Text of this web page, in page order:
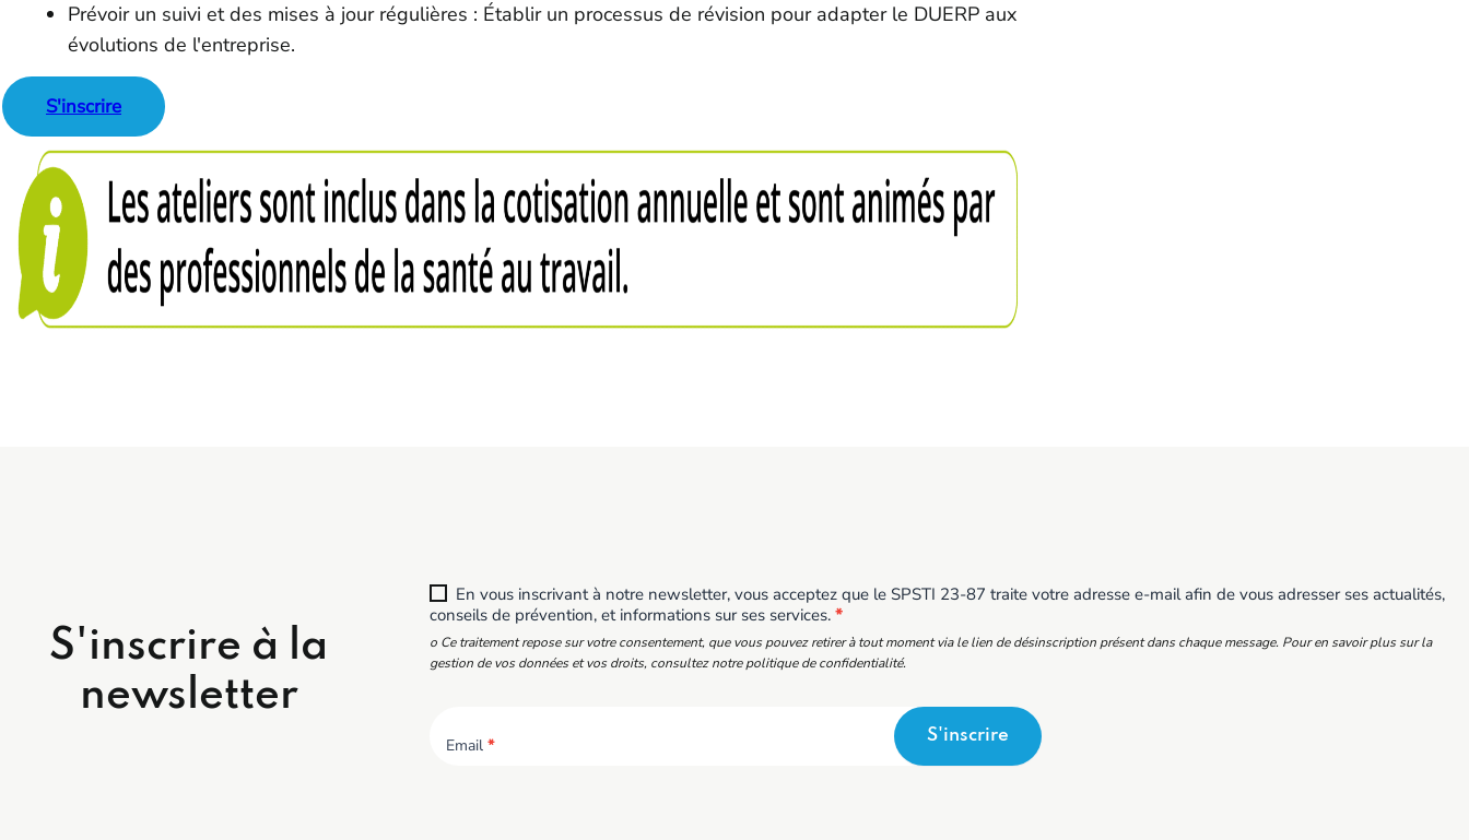
Prévoir un suivi et des mises à jour régulières : Établir un processus de révision pour adapter le DUERP aux
évolutions de l'entreprise.
S'inscrire
S'inscrire à la
newsletter
En vous inscrivant à notre newsletter, vous acceptez que le SPSTI 23-87 traite votre adresse e-mail afin de vous adresser ses actualités,
conseils de prévention, et informations sur ses services.*
o Ce traitement repose sur votre consentement, que vous pouvez retirer à tout moment via le lien de désinscription présent dans chaque message. Pour en savoir plus sur la
gestion de vos données et vos droits, consultez notre politique de confidentialité.
Email* S'inscrire